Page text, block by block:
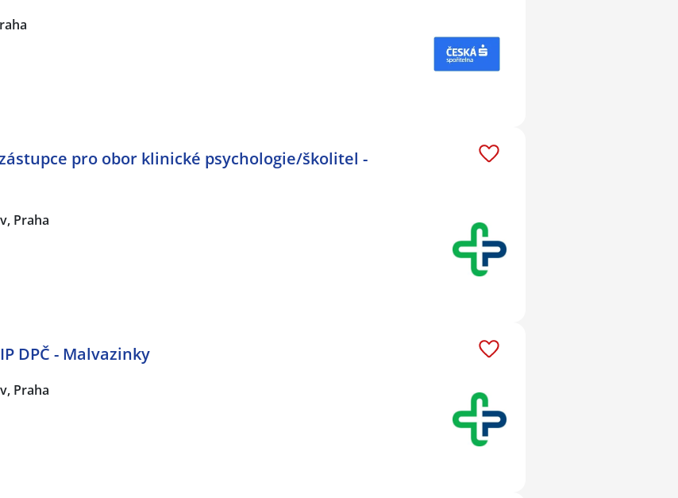
pro obor klinické psychologie/školitel -
Praha
DPČ - Malvazinky
Praha